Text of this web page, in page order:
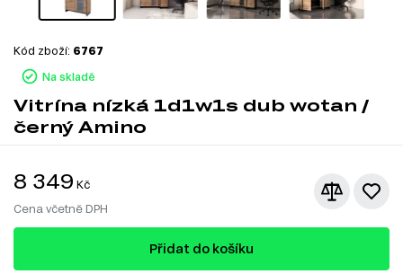
Na skladě
Kód zboží: 6767
Vitrína nízká 1d1w1s dub wotan /
černý Amino
8 349 Kč
Cena včetně DPH
Přidat do košíku